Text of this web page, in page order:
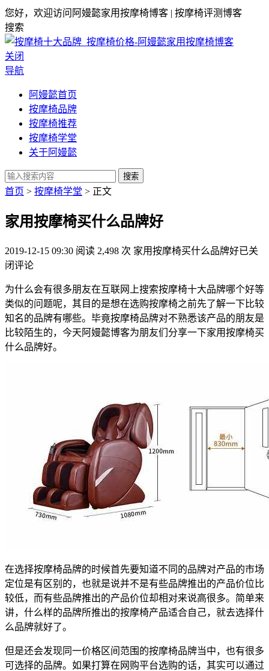
您好，欢迎访问阿嫚懿家用按摩椅博客 | 按摩椅评测博客
搜索
关闭
导航
阿嫚懿首页
按摩椅品牌
按摩椅推荐
按摩椅学堂
关于阿嫚懿
搜索
首页 > 按摩椅学堂 > 正文
家用按摩椅买什么品牌好
2019-12-15 09:30 阅读 2,498 次 家用按摩椅买什么品牌好已关
闭评论
为什么会有很多朋友在互联网上搜索按摩椅十大品牌哪个好等
类似的问题呢，其目的是想在选购按摩椅之前先了解一下比较
知名的品牌有哪些。毕竟按摩椅品牌对不熟悉该产品的朋友是
比较陌生的，今天阿嫚懿博客为朋友们分享一下家用按摩椅买
什么品牌好。
在选择按摩椅品牌的时候首先要知道不同的品牌对产品的市场
定位是有区别的，也就是说并不是有些品牌推出的产品价位比
较低，而有些品牌推出的产品价位却相对来说高很多。简单来
讲，什么样的品牌所推出的按摩椅产品适合自己，就去选择什
么品牌就好了。
但是还会发现同一价格区间范围的按摩椅品牌当中，也有很多
可选择的品牌。如果打算在网购平台选购的话，其实可以通过